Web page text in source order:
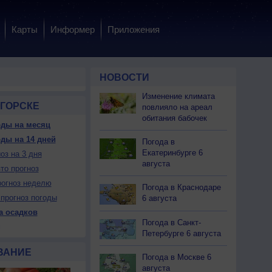
Карты Информер Приложения
10 пн
Ночь
Да
10 пн 10 пн
Можно
10 пн
Вечер
Можно
11 вт
Ночь
Нет
Утро
Нет
Можно
+13 +13 +19 +15
на месяц
на 14 дней
на 3 дня
прогноз
неделю
погоды
осадков
НОВОСТИ
Изменение климата
повлияло на ареал
обитания бабочек
Погода в
Екатеринбурге 6
августа
Погода в Краснодаре
6 августа
Погода в Санкт-
Петербурге 6 августа
Погода в Москве 6
августа